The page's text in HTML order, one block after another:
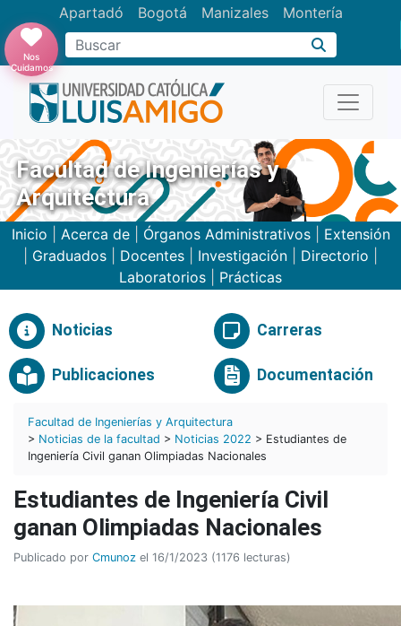
Apartadó Bogotá Manizales Montería
Buscar
Nos
Cuidamos
Facultad de Ingenierías y
Arquitectura
Inicio Acerca de| Órganos Administrativos| Extensión
Graduados Docentes Investigación Directorio
Laboratorios
Prácticas
Noticias Carreras
Publicaciones Documentación
Facultad de Ingenierías y Arquitectura
> Noticias de la facultad > Noticias 2022 > Estudiantes de
Ingeniería Civil ganan Olimpiadas Nacionales
Estudiantes de Ingeniería Civil
ganan Olimpiadas Nacionales
Publicado por Cmunoz el 16/1/2023 (1176 lecturas)